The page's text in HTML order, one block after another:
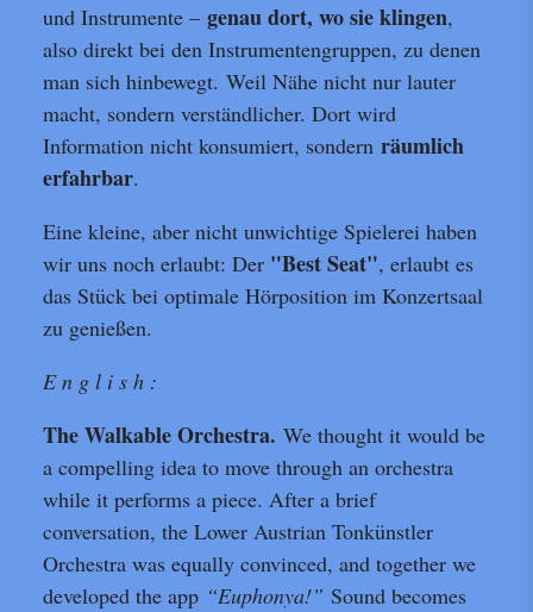
und Instrumente – genau dort, wo sie klingen,
also direkt bei den Instrumentengruppen, zu denen
man sich hinbewegt. Weil Nähe nicht nur lauter
macht, sondern verständlicher. Dort wird
Information nicht konsumiert, sondern räumlich
erfahrbar.
Eine kleine, aber nicht unwichtige Spielerei haben
wir uns noch erlaubt: Der "Best Seat", erlaubt es
das Stück bei optimale Hörposition im Konzertsaal
zu genießen.
E n g l i s h :
The Walkable Orchestra. We thought it would be
a compelling idea to move through an orchestra
while it performs a piece. After a brief
conversation, the Lower Austrian Tonkünstler
Orchestra was equally convinced, and together we
developed the app “Euphonya!” Sound becomes